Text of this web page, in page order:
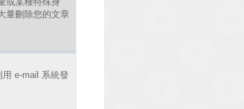
量刪除您的文章
e-mail 系統發